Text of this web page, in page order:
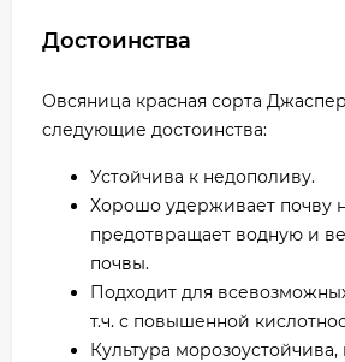
Достоинства
Овсяница красная сорта
следующие достоинства:
Устойчива к недополиву.
Хорошо удерживает почву
предотвращает водную и
почвы.
Подходит для
т.ч. с повышенной
Культура